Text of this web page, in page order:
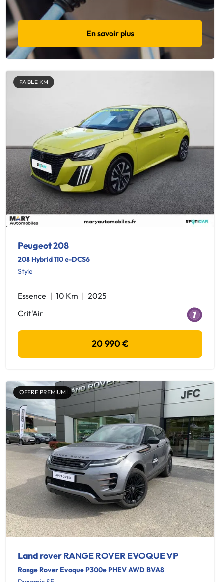
En savoir plus
FAIBLE KM
Peugeot 208
208 Hybrid 110 e-DCS6
Style
Essence 10 Km
2025
Crit'Air
20 990 €
OFFRE PREMIUM
Land rover RANGE ROVER EVOQUE VP
Range Rover Evoque P300e PHEV AWD BVA8